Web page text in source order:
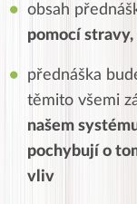
obsah
pomocí
přednáška
těmito všemi
našem
pochybují o
vliv